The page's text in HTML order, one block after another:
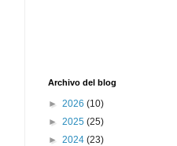
Archivo del blog
► 2026 (10)
► 2025 (25)
► 2024 (23)